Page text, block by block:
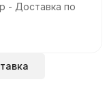
- Доставка по